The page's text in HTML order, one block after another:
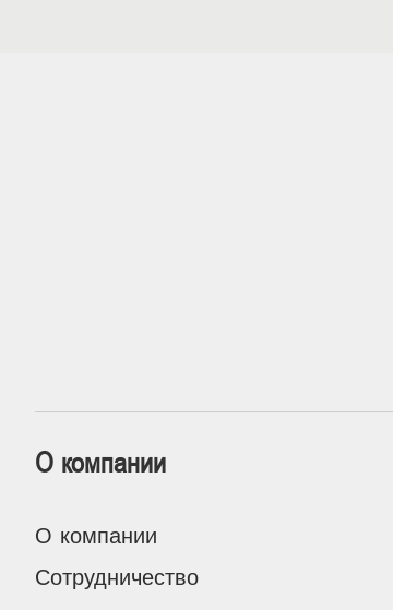
О компании
О компании
Сотрудничество